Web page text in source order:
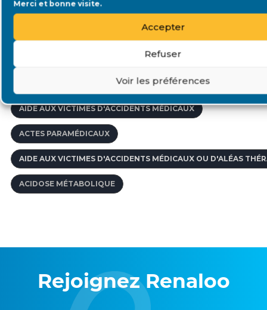
Merci et bonne visite.
Accepter
Refuser
Voir les préférences
ACCOMPAGNEMENT PÉDAGOGIQUE
AGENCE DE VOYAGE SPÉCIALISÉE
'ACIDE MYCOPHÉNOLIQUE À L'ÉTRANGER
AIDE AUX VICTIMES D'ACCIDENTS MÉDICAUX
ACTES PARAMÉDICAUX
AIDE AUX VICTIMES D'ACCIDENTS MÉDICAUX OU D'ALÉAS
ACIDOSE MÉTABOLIQUE
Rejoignez Renaloo